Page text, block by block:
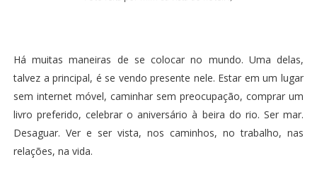
Há muitas maneiras de se colocar no mundo. Uma delas,
talvez a principal, é se vendo presente nele. Estar em um lugar
sem internet móvel, caminhar sem preocupação, comprar um
livro preferido, celebrar o aniversário à beira do rio. Ser mar.
Desaguar. Ver e ser vista, nos caminhos, no trabalho, nas
relações, na vida.